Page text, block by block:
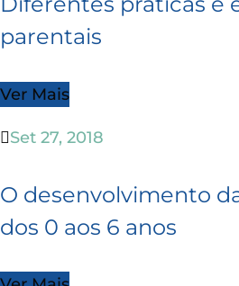
parentais
Ver Mais
Set 27, 2018
O desenvolvimento
dos 0 aos 6 anos